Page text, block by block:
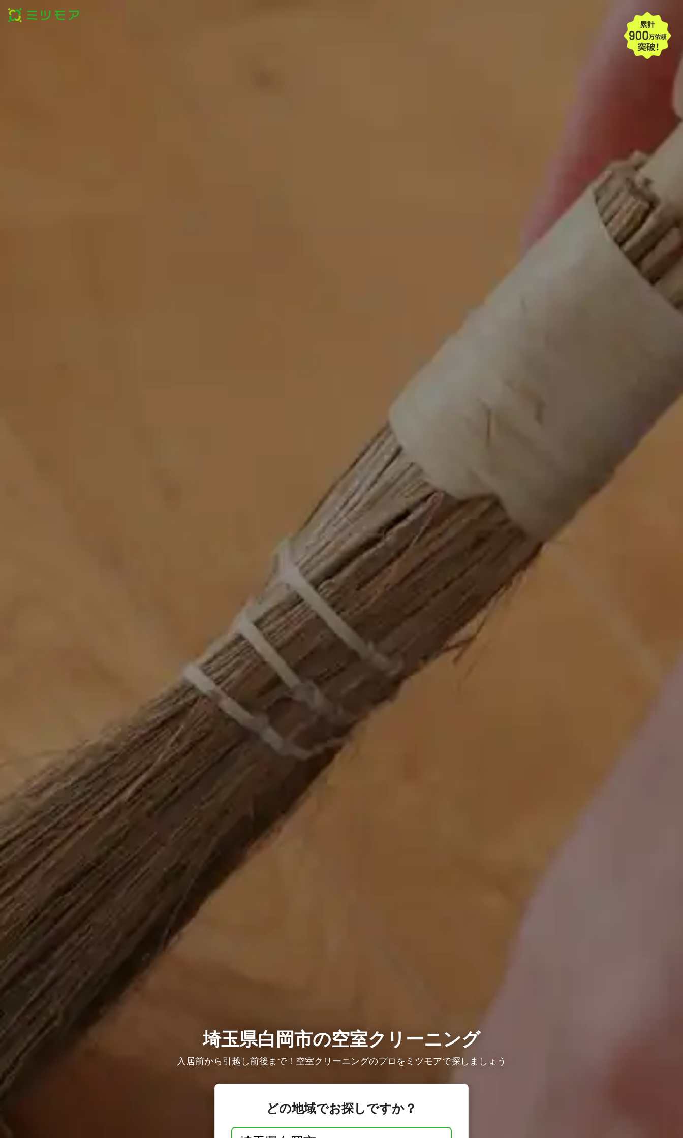
埼玉県白岡市の空室クリーニング
入居前から引越し前後まで！空室クリーニングのプロをミツモアで探しましょう
どの地域でお探しですか？